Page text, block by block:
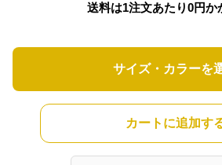
送料は1注文あたり0円か
サイズ・カラーを
カートに追加す